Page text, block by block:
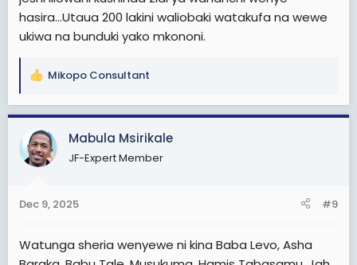
hasira...Utaua 200 lakini waliobaki watakufa na wewe
ukiwa na bunduki yako mkononi.
R
a
c
t
i
s
Mikopo Consultant
Mabula Msirikale
JF-Expert Member
Dec 9, 2025 #9
Watunga sheria wenyewe ni kina Baba Levo, Asha